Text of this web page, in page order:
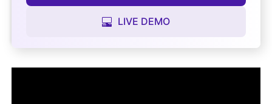
LIVE DEMO